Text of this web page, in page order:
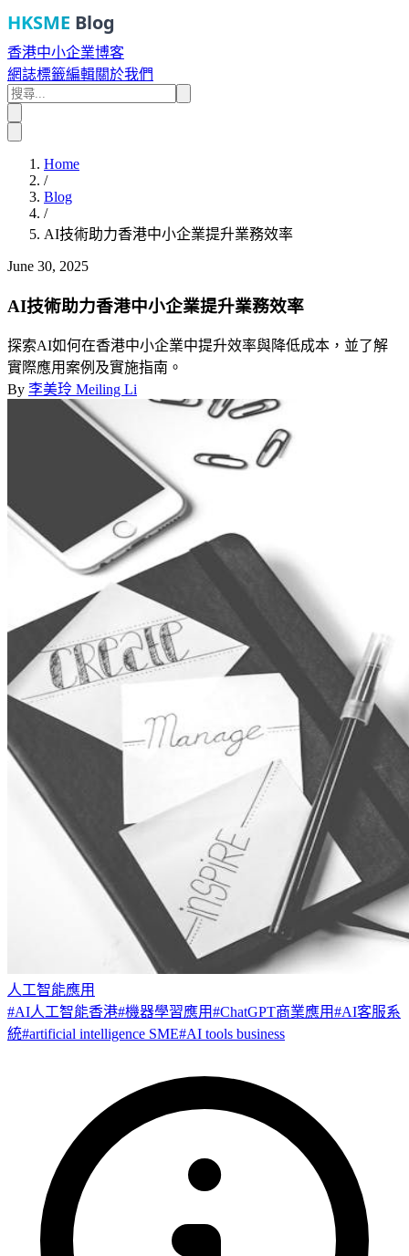
HKSME Blog
香港中小企業博客
網誌標籤編輯關於我們
Home
/
Blog
/
AI技術助力香港中小企業提升業務效率
June 30, 2025
AI技術助力香港中小企業提升業務效率
探索AI如何在香港中小企業中提升效率與降低成本，並了解
實際應用案例及實施指南。
By 李美玲 Meiling Li
人工智能應用
#AI人工智能香港#機器學習應用#ChatGPT商業應用#AI客服系
統#artificial intelligence SME#AI tools business